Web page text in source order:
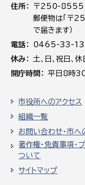
住所
〒250-8555
郵便物は「〒
で届きます）
電話
0465-33-
休み
土､日､祝日、
開庁時間
平日8時
市役所へのアクセス
組織一覧
お問い合わせ・市へ
著作権・免責事項・
ついて
サイトマップ